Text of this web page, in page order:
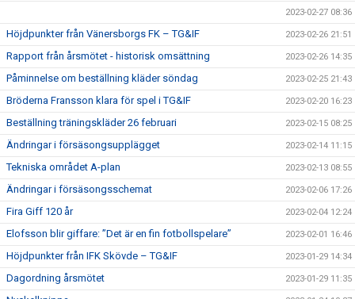
2023-02-27 08:36
Höjdpunkter från Vänersborgs FK – TG&IF 2023-02-26 21:51
Rapport från årsmötet - historisk omsättning 2023-02-26 14:35
Påminnelse om beställning kläder söndag 2023-02-25 21:43
Bröderna Fransson klara för spel i TG&IF 2023-02-20 16:23
Beställning träningskläder 26 februari 2023-02-15 08:25
Ändringar i försäsongsupplägget 2023-02-14 11:15
Tekniska området A-plan 2023-02-13 08:55
Ändringar i försäsongsschemat 2023-02-06 17:26
Fira Giff 120 år 2023-02-04 12:24
Elofsson blir giffare: ”Det är en fin fotbollspelare” 2023-02-01 16:46
Höjdpunkter från IFK Skövde – TG&IF 2023-01-29 14:34
Dagordning årsmötet 2023-01-29 11:35